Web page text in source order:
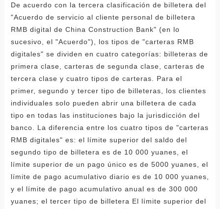
De acuerdo con la tercera clasificación de billetera del
"Acuerdo de servicio al cliente personal de billetera
RMB digital de China Construction Bank" (en lo
sucesivo, el "Acuerdo"), los tipos de "carteras RMB
digitales" se dividen en cuatro categorías: billeteras de
primera clase, carteras de segunda clase, carteras de
tercera clase y cuatro tipos de carteras. Para el
primer, segundo y tercer tipo de billeteras, los clientes
individuales solo pueden abrir una billetera de cada
tipo en todas las instituciones bajo la jurisdicción del
banco. La diferencia entre los cuatro tipos de "carteras
RMB digitales" es: el límite superior del saldo del
segundo tipo de billetera es de 10 000 yuanes, el
límite superior de un pago único es de 5000 yuanes, el
límite de pago acumulativo diario es de 10 000 yuanes,
y el límite de pago acumulativo anual es de 300 000
yuanes; el tercer tipo de billetera El límite superior del